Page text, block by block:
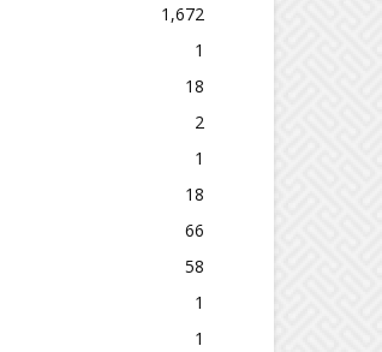
1,672
1
18
2
1
18
66
58
1
1